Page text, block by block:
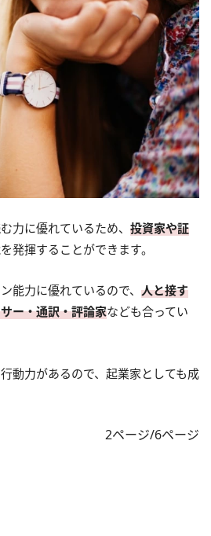
力に優れているため、 投資家や証
発揮することができます。
能力に優れているので、 人と接す
ー・通訳・評論家なども合ってい
動力があるので、起業家としても成
2ページ/6ページ